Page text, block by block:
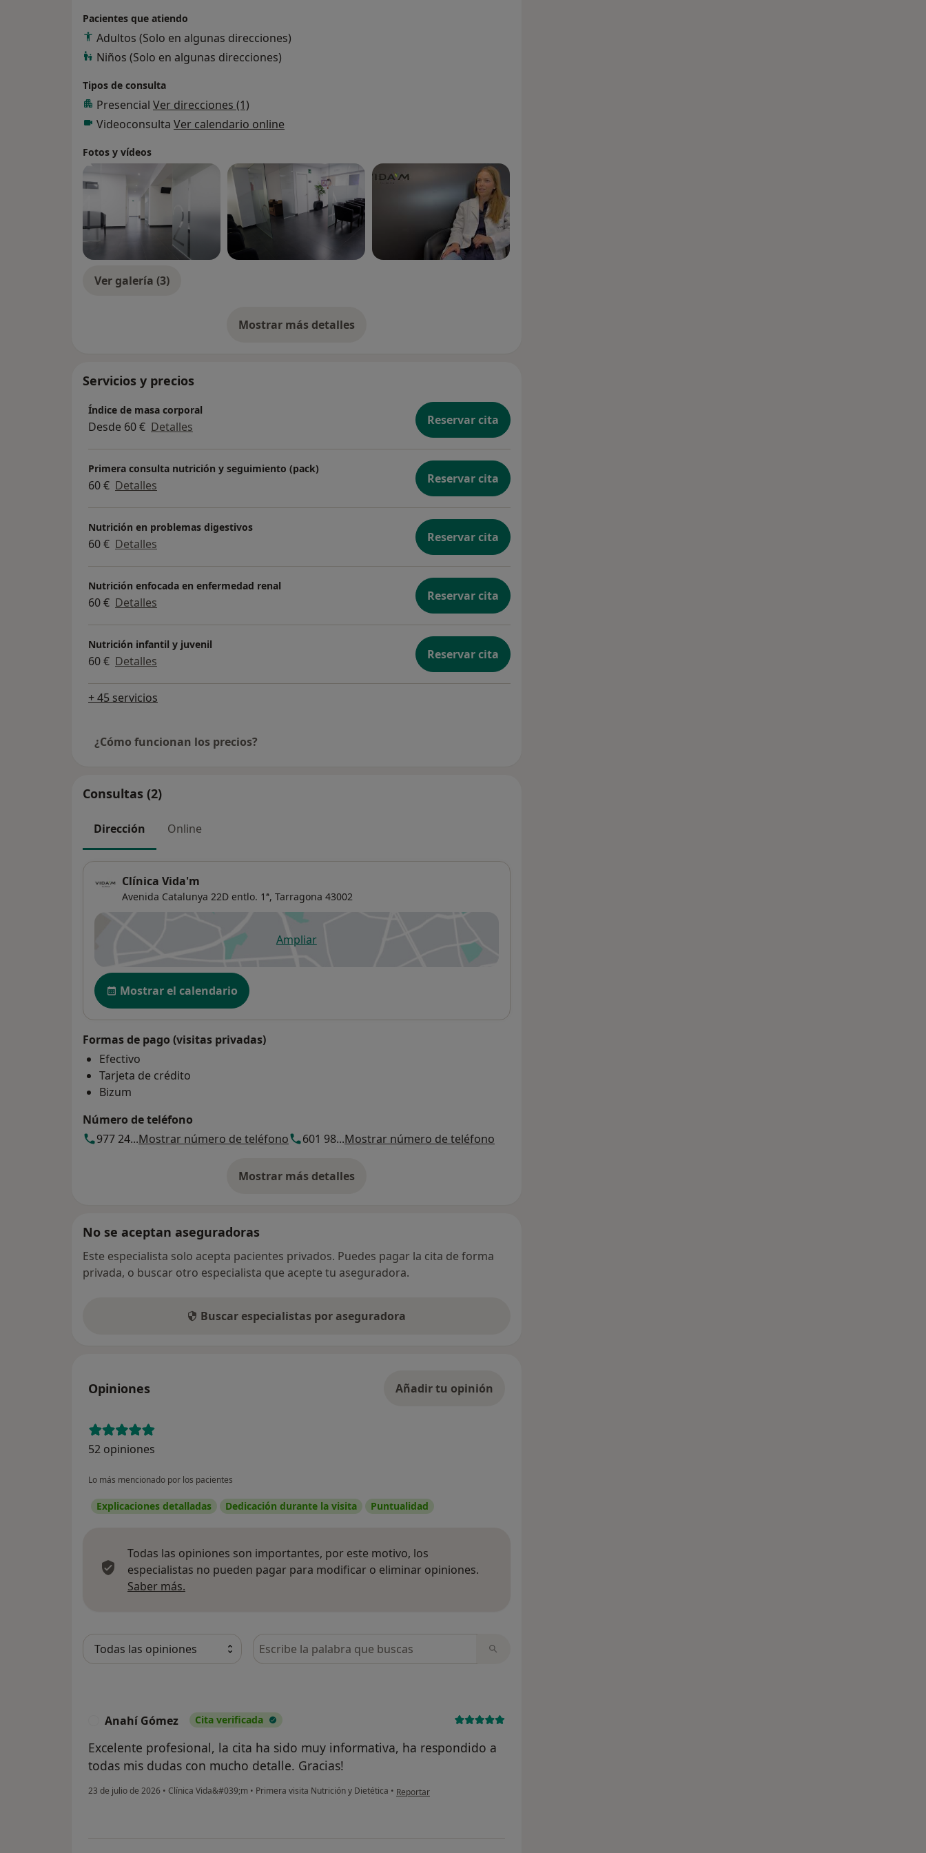
Pacientes que atiendo
Adultos (Solo en algunas direcciones)
Niños (Solo en algunas direcciones)
Tipos de consulta
Presencial Ver direcciones (1)
Videoconsulta Ver calendario online
Fotos y vídeos
Ver galería (3)
Mostrar más detalles
sobre la experiencia
Servicios y precios
Índice de masa corporal
Desde 60 € Detalles Reservar cita
Primera consulta nutrición y seguimiento (pack)
60 € Detalles Reservar cita
Nutrición en problemas digestivos
60 € Detalles Reservar cita
Nutrición enfocada en enfermedad renal
60 € Detalles Reservar cita
Nutrición infantil y juvenil
60 € Detalles Reservar cita
+ 45 servicios
¿Cómo funcionan los precios?
Consultas (2)
Dirección Online
Clínica Vida'm
Avenida Catalunya 22D entlo. 1ª, Tarragona 43002
Ampliarse abre en una nueva pestaña
Disponibilidad
Mostrar el calendario
Formas de pago (visitas privadas)
Efectivo
Tarjeta de crédito
Bizum
Número de teléfono
977 24...Mostrar número de teléfono 601 98...Mostrar número de teléfono
Mostrar más detalles
sobre la dirección
No se aceptan aseguradoras
Este especialista solo acepta pacientes privados. Puedes pagar la cita de forma
privada, o buscar otro especialista que acepte tu aseguradora.
Buscar especialistas por aseguradora
Opiniones Añadir tu opinión
52 opiniones
Lo más mencionado por los pacientes
Explicaciones detalladas Dedicación durante la visita Puntualidad
Todas las opiniones son importantes, por este motivo, los
especialistas no pueden pagar para modificar o eliminar opiniones.
Saber más.
Busca en opiniones
Anahí Gómez Cita verificada
Excelente profesional, la cita ha sido muy informativa, ha respondido a
todas mis dudas con mucho detalle. Gracias!
23 de julio de 2026 • Clínica Vida&#039;m • Primera visita Nutrición y Dietética • en opinión del usuario Anahí Gómez
Reportar